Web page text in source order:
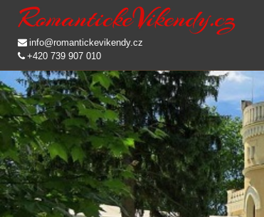
info@romantickevikendy.cz
+420 739 907 010